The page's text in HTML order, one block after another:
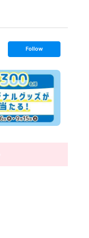
s
t
o
l
l
o
w
Follow